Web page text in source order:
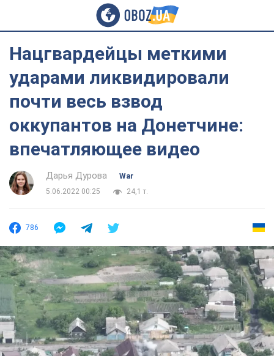
Нацгвардейцы меткими
ударами ликвидировали
почти весь взвод
оккупантов на Донетчине:
впечатляющее видео
Дарья Дурова
War
5.06.2022 00:25
24,1 т.
786